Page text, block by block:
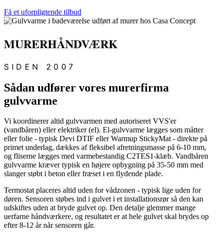
Få et uforpligtende tilbud
MURERHÅNDVÆRK
SIDEN 2007
Sådan udfører vores murerfirma
gulvvarme
Vi koordinerer altid gulvvarmen med autoriseret VVS'er
(vandbåren) eller elektriker (el). El-gulvvarme lægges som måtter
eller folie - typisk Devi DTIF eller Warmup StickyMat - direkte på
primet underlag, dækkes af fleksibel afretningsmasse på 6-10 mm,
og fliserne lægges med varmebestandig C2TES1-klæb. Vandbåren
gulvvarme kræver typisk en højere opbygning på 35-50 mm med
slanger støbt i beton eller fræset i en flydende plade.
Termostat placeres altid uden for vådzonen - typisk lige uden for
døren. Sensoren støbes ind i gulvet i et installationsrør så den kan
udskiftes uden at bryde gulvet op. Den detalje glemmer mange
uerfarne håndværkere, og resultatet er at hele gulvet skal brydes op
efter 8-12 år når sensoren går.